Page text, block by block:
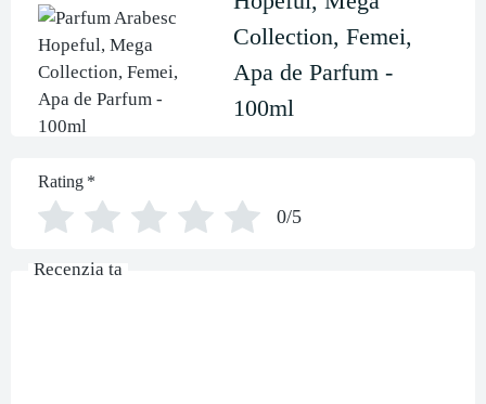
Collection, Femei,
Apa de Parfum -
100ml
Rating *
0/5
Recenzia ta